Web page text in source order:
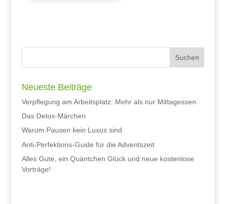
Neueste Beiträge
Verpflegung am Arbeitsplatz: Mehr als nur Mittagessen
Das Detox-Märchen
Warum Pausen kein Luxus sind
Anti-Perfektions-Guide für die Adventszeit
Alles Gute, ein Quäntchen Glück und neue kostenlose
Vorträge!